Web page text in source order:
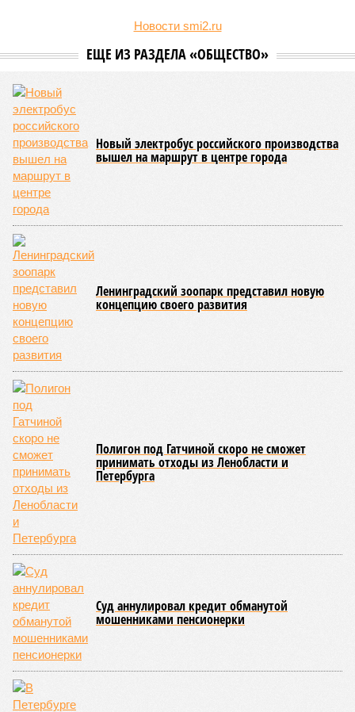
Примечательно, что значительная часть из них получила
сдавал ЕГЭ, показали минимально необходимые
изданием «Фонтанка»,
объемы приема по данной категории.
Данная квота была введена четыре года назад, заменив
собой ранее существовавшую особую льготу для детей-
инвалидов и сирот, которые поступали по упрощенной
процедуре с более низкими проходными баллами.
Военнослужащие и их дети были выделены в отдельную
группу. Ежегодно для них, как и для целевиков и
льготников, резервируется 10% бюджетных мест по всем
специальностям. Неосвоенные места к концу
приоритетного этапа зачисления передаются на общий
конкурс.
В 2025 году условия квоты были расширены, включив
детей военнослужащих, участвующих в боевых действиях,
в том числе на приграничных территориях. Порядок
распределения мест изменился в 2026 году: теперь
университеты получили возможность перераспределять
места между льготными категориями. Если количество
заявок на целевое обучение оказывалось меньше
выделенных мест, остаток мог быть направлен на
отдельную квоту. Ранее незаполненные места
автоматически переходили в общий конкурс, но теперь они
в первую очередь предлагаются участникам СВО и их
детям.
В 2023 году по квоте для военнослужащих и их детей было
зачислено 644 человека, в 2024 году – 1252, а в 2025 году –
более 2400. В этом году, по подсчетам «Фонтанки»,
основанным на открытых данных, в 44 вузах города по
данной квоте было зачислено 3383 человека, что на 40%
больше, чем годом ранее.
Лидером по зачислению по отдельной квоте вновь стал
Политех, где эти студенты заняли около 10% от общего
числа бюджетных мест, причем 132 человека поступили
без экзаменов. В СПбГУ по квоте зачислено 339 человек,